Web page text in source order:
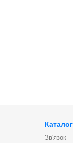
Каталог
Зв'язок